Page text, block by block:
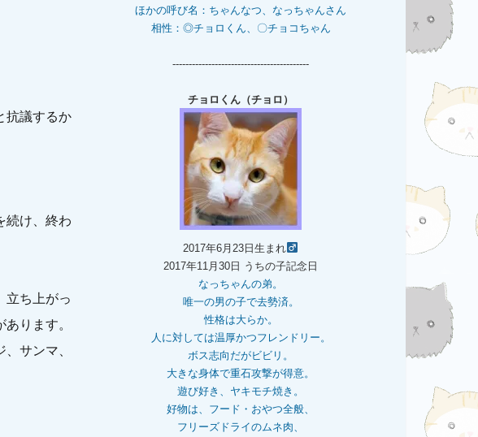
抗議するか
続け、終わ
立ち上がっ
ります。
サンマ、
ほかの呼び名：ちゃんなつ、なっちゃんさん
相性：◎チョロくん、〇チョコちゃん
------------------------------------------
チョロくん（チョロ）
2017年6月23日生まれ
2017年11月30日 うちの子記念日
なっちゃんの弟。
唯一の男の子で去勢済。
性格は大らか。
人に対しては温厚かつフレンドリー。
ボス志向だがビビリ。
大きな身体で重石攻撃が得意。
遊び好き、ヤキモチ焼き。
好物は、フード・おやつ全般、
フリーズドライのムネ肉、